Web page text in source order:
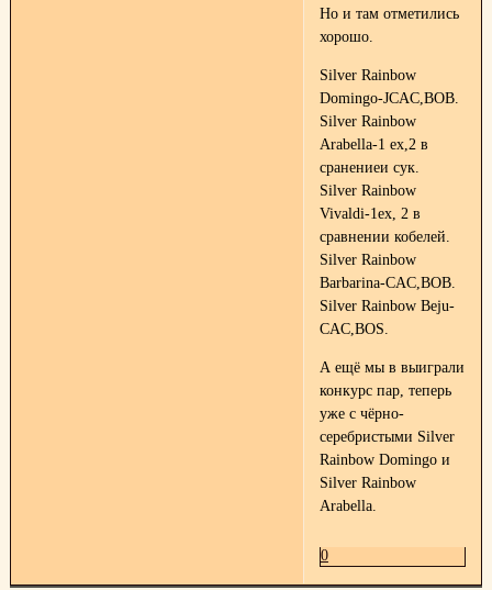
Но и там отметились
хорошо.
Silver Rainbow
Domingo-JCAC,BOB.
Silver Rainbow
Arabella-1 ex,2 в
сранениеи сук.
Silver Rainbow
Vivaldi-1ex, 2 в
сравнении кобелей.
Silver Rainbow
Barbarina-CAC,BOB.
Silver Rainbow Beju-
CAC,BOS.
А ещё мы в выиграли
конкурс пар, теперь
уже с чёрно-
серебристыми Silver
Rainbow Domingo и
Silver Rainbow
Arabella.
0